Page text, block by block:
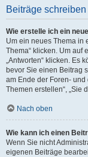
Beiträge schreiben
Wie erstelle ich ein
Um ein neues Thema in
Thema“ klicken. Um auf
„Antworten“ klicken. Es
bevor Sie einen Beitrag
am Ende der Foren- und
Themen erstellen“, „Sie
Nach oben
Wie kann ich einen
Wenn Sie nicht
eigenen Beiträge